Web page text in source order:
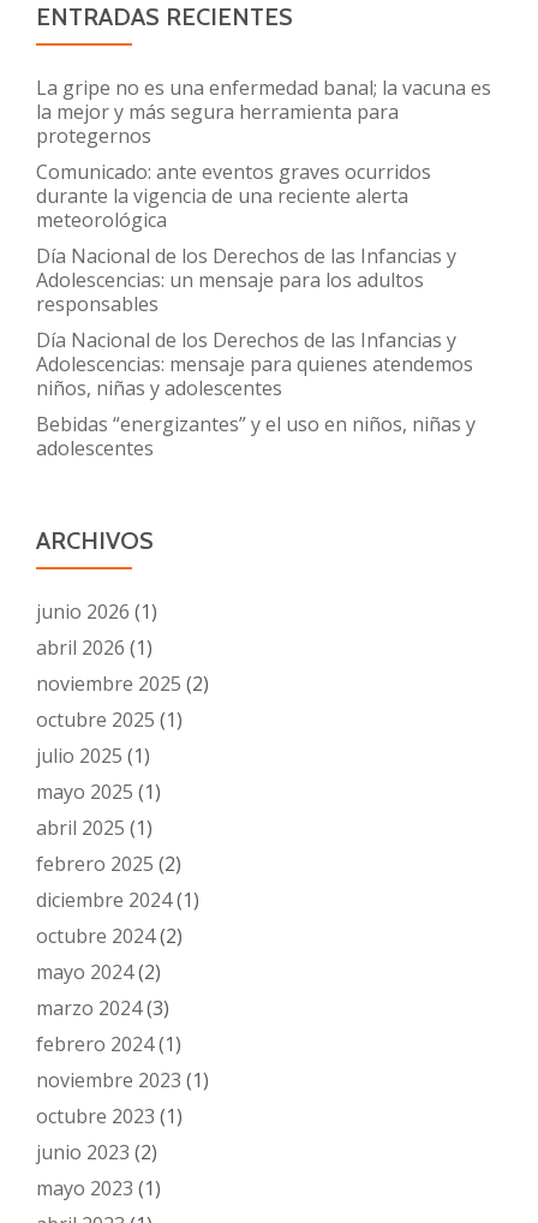
ENTRADAS RECIENTES
La gripe no es una enfermedad banal; la vacuna es
la mejor y más segura herramienta para
protegernos
Comunicado: ante eventos graves ocurridos
durante la vigencia de una reciente alerta
meteorológica
Día Nacional de los Derechos de las Infancias y
Adolescencias: un mensaje para los adultos
responsables
Día Nacional de los Derechos de las Infancias y
Adolescencias: mensaje para quienes atendemos
niños, niñas y adolescentes
Bebidas “energizantes” y el uso en niños, niñas y
adolescentes
ARCHIVOS
junio 2026 (1)
abril 2026 (1)
noviembre 2025 (2)
octubre 2025 (1)
julio 2025 (1)
mayo 2025 (1)
abril 2025 (1)
febrero 2025 (2)
diciembre 2024(1)
octubre 2024(2)
mayo 2024(2)
marzo 2024(3)
febrero 2024(1)
noviembre 2023 (1)
octubre 2023 (1)
junio 2023 (2)
mayo 2023 (1)